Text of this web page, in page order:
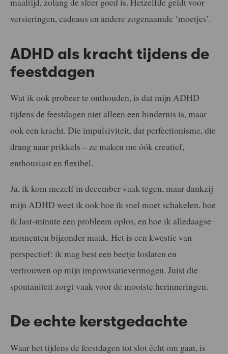
versieringen, cadeaus en andere zogenaamde ‘moetjes’.
ADHD als kracht tijdens de
feestdagen
Wat ik ook probeer te onthouden, is dat mijn ADHD
tijdens de feestdagen niet alleen een hindernis is, maar
ook een kracht. Die impulsiviteit, dat perfectionisme, die
drang naar prikkels – ze maken me óók creatief,
enthousiast en flexibel.
Ja, ik kom mezelf in december vaak tegen, maar dankzij
mijn ADHD weet ik ook hoe ik snel moet schakelen, hoe
ik last-minute een probleem oplos, en hoe ik alledaagse
momenten bijzonder maak. Het is een kwestie van
perspectief: ik mag best een beetje loslaten en
vertrouwen op mijn improvisatievermogen. Juist die
spontaniteit zorgt vaak voor de mooiste herinneringen.
De echte kerstgedachte
Waar het tijdens de feestdagen tot slot écht om gaat, is